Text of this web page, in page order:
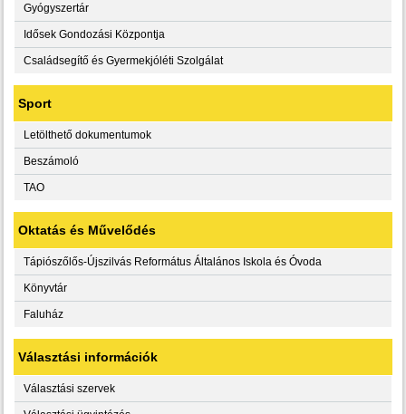
Gyógyszertár
Idősek Gondozási Központja
Családsegítő és Gyermekjóléti Szolgálat
Sport
Letölthető dokumentumok
Beszámoló
TAO
Oktatás és Művelődés
Tápiószőlős-Újszilvás Református Általános Iskola és Óvoda
Könyvtár
Faluház
Választási információk
Választási szervek